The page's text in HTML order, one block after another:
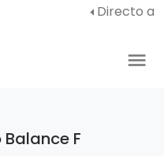
Directo a
F